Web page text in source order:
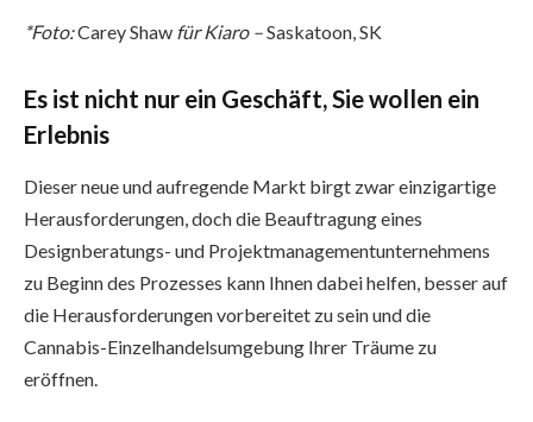
*Foto:Carey Shaw für Kiaro –Saskatoon, SK
Es ist nicht nur ein Geschäft, Sie wollen ein
Erlebnis
Dieser neue und aufregende Markt birgt zwar einzigartige
Herausforderungen, doch die Beauftragung eines
Designberatungs- und Projektmanagementunternehmens
zu Beginn des Prozesses kann Ihnen dabei helfen, besser auf
die Herausforderungen vorbereitet zu sein und die
Cannabis-Einzelhandelsumgebung Ihrer Träume zu
eröffnen.